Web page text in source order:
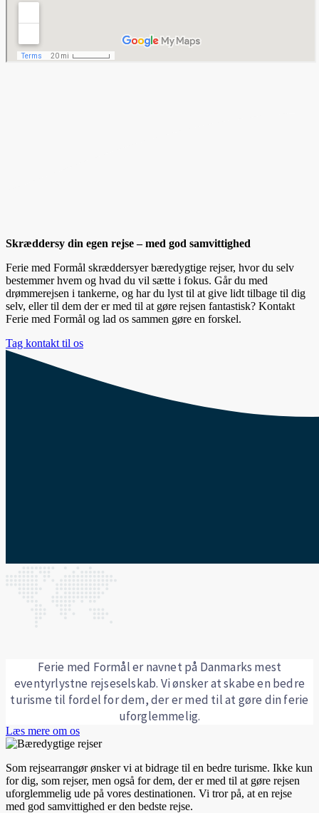
Skræddersy din egen rejse – med god samvittighed
Ferie med Formål skræddersyer bæredygtige rejser, hvor du selv
bestemmer hvem og hvad du vil sætte i fokus. Går du med
drømmerejsen i tankerne, og har du lyst til at give lidt tilbage til dig
selv, eller til dem der er med til at gøre rejsen fantastisk? Kontakt
Ferie med Formål og lad os sammen gøre en forskel.
Tag kontakt til os
Ferie med Formål er navnet på Danmarks mest
eventyrlystne rejseselskab. Vi ønsker at skabe en bedre
turisme til fordel for dem, der er med til at gøre din ferie
uforglemmelig.
Læs mere om os
Som rejsearrangør ønsker vi at bidrage til en bedre turisme. Ikke kun
for dig, som rejser, men også for dem, der er med til at gøre rejsen
uforglemmelig ude på vores destinationen. Vi tror på, at en rejse
med god samvittighed er den bedste rejse.